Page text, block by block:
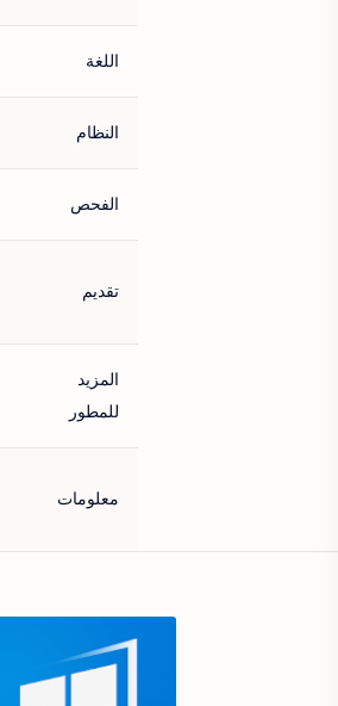
اللغة
النظام
الفحص
تقديم
المزيد
للمطور
معلومات